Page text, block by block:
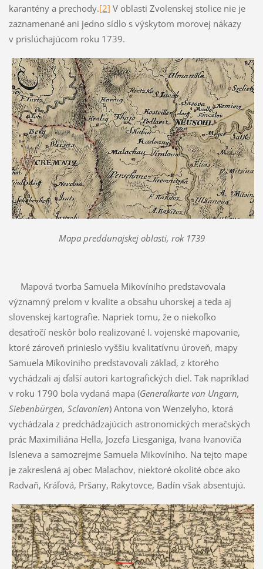
karantény a prechody.[2] V oblasti Zvolenskej stolice nie je
zaznamenané ani jedno sídlo s výskytom morovej nákazy
v prislúchajúcom roku 1739.
Mapa preddunajskej oblasti, rok 1739
Mapová tvorba Samuela Mikovíniho predstavovala
významný prelom v kvalite a obsahu uhorskej a teda aj
slovenskej kartografie. Napriek tomu, že o niekoľko
desaťročí neskôr bolo realizované I. vojenské mapovanie,
ktoré zároveň prinieslo vyššiu kvalitatívnu úroveň, mapy
Samuela Mikovíniho predstavovali základ, z ktorého
vychádzali aj ďalší autori kartografických diel. Tak napríklad
v roku 1790 bola vydaná mapa (Generalkarte von Ungarn,
Siebenbürgen, Sclavonien) Antona von Wenzelyho, ktorá
vychádzala z predchádzajúcich astronomických meračských
prác Maximiliána Hella, Jozefa Liesganiga, Ivana Ivanoviča
Isleneva a samozrejme Samuela Mikovíniho. Na tejto mape
je zakreslená aj obec Malachov, niektoré okolité obce ako
Radvaň, Kráľová, Pršany, Rakytovce, Badín však absentujú.